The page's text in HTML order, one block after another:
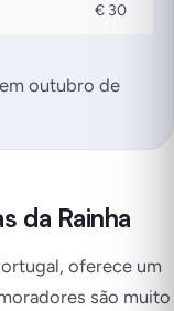
€ 30
outubro de
da Rainha
oferece um
são muito